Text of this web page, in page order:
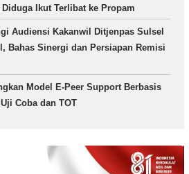
Ikut Terlibat ke Propam
Audiensi Kakanwil Ditjenpas Sulsel
Bahas Sinergi dan Persiapan Remisi
Model E-Peer Support Berbasis
Coba dan TOT